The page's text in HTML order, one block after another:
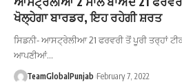
ਖੋਲ੍ਹੇਗਾ ਬਾਰਡਰ, ਇਹ ਰਹੇਗੀ ਸ਼ਰਤ
ਸਿਡਨੀ- ਆਸਟ੍ਰੇਲੀਆ 21 ਫਰਵਰੀ ਤੋਂ ਪੂਰੀ ਤਰ੍ਹਾਂ
ਆਪਣੀਆਂ…
TeamGlobalPunjab February 7, 2022